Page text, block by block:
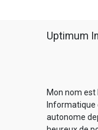
Uptimum
Mon nom
Informatique
autonome